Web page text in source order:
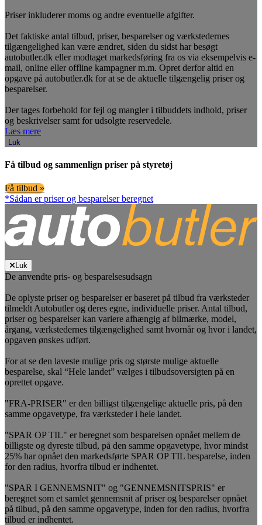
Priser inkluderer moms og andre eventuelle afgifter.
Det faktiske antal tilbud, priser, besparelser og værkstedernes
tilgængelighed kan være ændret, siden du sidst har besøgt
autobutler.dk eller modtaget markedsføring fra os via eksempelvis e-
mail, online eller offline kampagner m.m. Opret derfor altid en
opgave på autobutler.dk for at se de aktuelle tilgængelig priser og
besparelser.
Der tages forbehold for fejl og mangler i tilbuddets indhold, priser
og beskrivelser samt for udsolgte reservedele.
Læs mere
Luk
Få tilbud og sammenlign priser på styretøj
Få tilbud »
*Sådan er priser og besparelser beregnet
Luk
De anvendte pris- og besparelsesudsagn
De oplyste priser og besparelser er baseret på tilbud fra værksteder
tilmeldt Autobutler og deres egne, individuelle priser. Antal tilbud,
priser og besparelser kan variere afhængig af bilmærke, model,
årgang, værkstedernes tilgængelighed samt hvornår og hvor i landet,
opgaven ønskes udført.
For at se den laveste mulige pris og største mulige aktuelle
besparelse, skal “Hele landet” vælges i tilbudsoversigten på en
oprettet opgave.
"FRA-PRISER" er den billigst tilgængelige aktuelle pris, på den
samme opgavetype, fra værksteder i hele landet.
"SPAR OP TIL" er beregnet som besparelsen opnået mellem de
billigste og dyreste tilbud, på den samme opgavetype, hvor mindst
25% har opnået den markedsførte SPAR OP TIL besparelse, inden
for den radius, hvorfra tilbud er indhentet.
"SPAR I GENNEMSNIT" og "GENNEMSNITSPRIS" er
beregnet som et samlet gennemsnit af priser og besparelser opnået
på tilbud, på den samme opgavetype, inden for den radius, hvorfra
tilbud er indhentet.